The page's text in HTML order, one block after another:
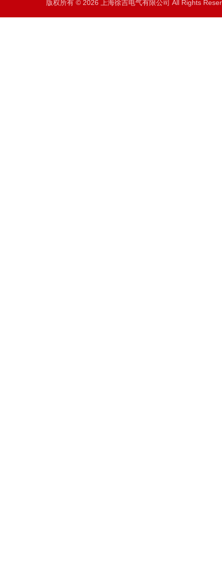
版权所有 © 2026 上海徐吉电气有限公司 All Rights